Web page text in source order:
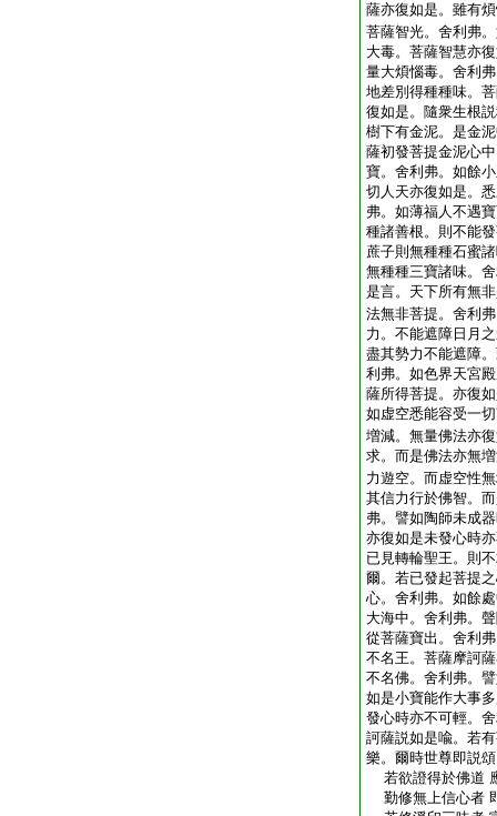
薩亦復如是。雖有
菩薩智光。舍利弗
大毒。菩薩智慧亦
量大煩惱毒。舍利
地差別得種種味。
復如是。隨衆生根
樹下有金泥。是金
薩初發菩提金泥心
寶。舍利弗。如餘
切人天亦復如是。
弗。如薄福人不遇
種諸善根。則不能
蔗子則無種種石蜜
無種種三寶諸味。
是言。天下所有無
法無非菩提。舍利
力。不能遮障日月
盡其勢力不能遮障
利弗。如色界天宮
薩所得菩提。亦復
如虚空悉能容受一
増減。無量佛法亦
求。而是佛法亦無
力遊空。而虚空性
其信力行於佛智。
弗。譬如陶師未成
亦復如是未發心時
已見轉輪聖王。則
爾。若已發起菩提
心。舍利弗。如餘
大海中。舍利弗。
從菩薩寶出。舍利
不名王。菩薩摩訶
不名佛。舍利弗。
如是小寶能作大事
發心時亦不可輕。
訶薩説如是喩。若
樂。爾時世尊即説
若欲證得於佛道
勤修無上信心者